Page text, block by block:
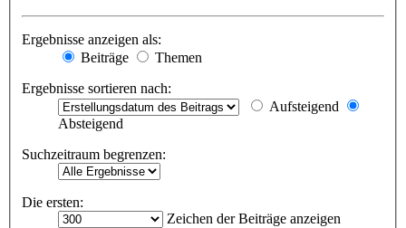
Ergebnisse anzeigen als:
Beiträge
Themen
Ergebnisse sortieren nach:
Aufsteigend
Absteigend
Suchzeitraum begrenzen:
Die ersten:
Zeichen der Beiträge anzeigen